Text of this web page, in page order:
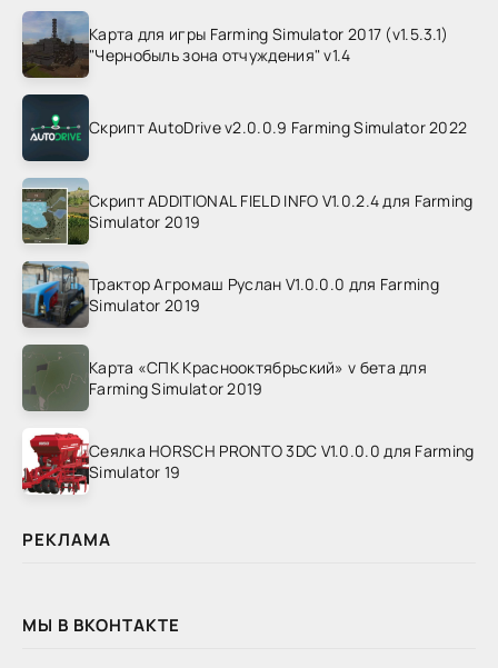
Карта для игры Farming Simulator 2017 (v1.5.3.1)
"Чернобыль зона отчуждения" v1.4
Скрипт AutoDrive v2.0.0.9 Farming Simulator 2022
Скрипт ADDITIONAL FIELD INFO V1.0.2.4 для Farming
Simulator 2019
Трактор Агромаш Руслан V1.0.0.0 для Farming
Simulator 2019
Карта «СПК Краснооктябрьский» v бета для
Farming Simulator 2019
Сеялка HORSCH PRONTO 3DC V1.0.0.0 для Farming
Simulator 19
РЕКЛАМА
МЫ В ВКОНТАКТЕ